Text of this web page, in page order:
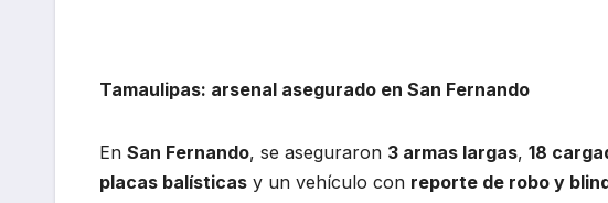
Tamaulipas: arsenal asegurado en San Fernando
En San Fernando, se aseguraron 3 armas largas, 18
placas balísticas y un vehículo con reporte de robo y